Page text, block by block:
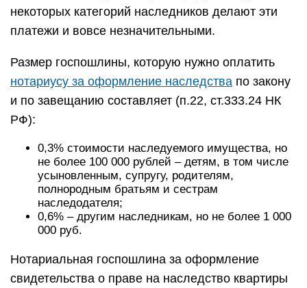
некоторых категорий наследников делают эти
платежи и вовсе незначительными.
Размер госпошлины, которую нужно оплатить
нотариусу за оформление наследства по закону
и по завещанию составляет (п.22, ст.333.24 НК
РФ):
0,3% стоимости наследуемого имущества, но
не более 100 000 рублей – детям, в том числе
усыновленным, супругу, родителям,
полнородным братьям и сестрам
наследодателя;
0,6% – другим наследникам, но не более 1 000
000 руб.
Нотариальная госпошлина за оформление
свидетельства о праве на наследство квартиры